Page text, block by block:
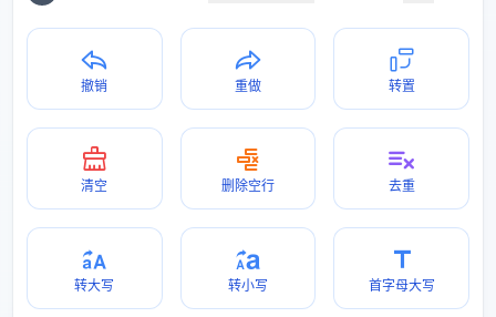
撤销 重做 转置
清空 删除空行 去重
转大写 转小写 首字母大写